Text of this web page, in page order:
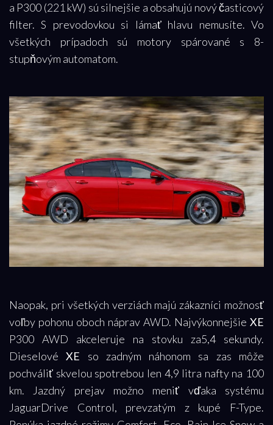
a P300 (221 kW) sú silnejšie a obsahujú nový časticový
filter. S prevodovkou si lámať hlavu nemusíte. Vo
všetkých prípadoch sú motory spárované s 8-
stupňovým automatom.
Naopak, pri všetkých verziách majú zákazníci možnosť
voľby pohonu oboch náprav AWD. Najvýkonnejšie XE
P300 AWD akceleruje na stovku za5,4 sekundy.
DieselovéXE so zadným náhonom sa zas môže
pochváliť skvelou spotrebou len 4,9 litra nafty na 100
km. Jazdný prejav možno meniť vďaka systému
JaguarDrive Control, prevzatým z kupé F-Type.